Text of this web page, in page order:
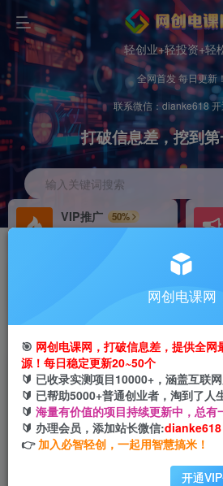
轻创业+轻投资+轻
全网首发 每日更新！
联系微信：dianke618
打破信息差，挖到
输入关键词搜索
VIP推广
50%
搭建同款网站，自己当老板
抖音电商超级主播课：0基础、
单实操！
网创电课网
2年前发布
网创电课网
🎯 网创电课网，打破信息差，提供全
源！每日稳定更新20~50个
🔰 已收录实测项目10000+，涵盖互联
🔰 已帮助5000+普通创业者，淘到了人
🔰 海量有价值的项目持续更新中，总有
🔰 办理会员，添加站长微信:dianke618
👉 加入必智轻创，一起用智慧搞米！
开通